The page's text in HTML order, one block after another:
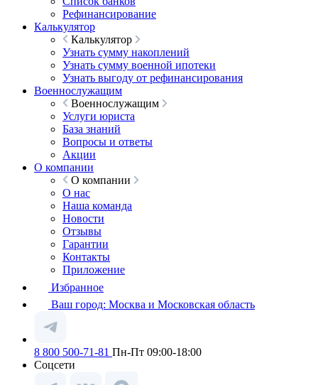
Рефинансирование
Калькулятор
Калькулятор
Узнать сумму накоплений
Узнать сумму военной ипотеки
Узнать выгоду от рефинансирования
Военнослужащим
Военнослужащим
Услуги юриста
База знаний
Вопросы и ответы
Акции
О компании
О компании
О нас
Наша команда
Новости
Отзывы
Гарантии
Контакты
Приложение
Избранное
Ваш город: Москва и Московская область
8 800 500-71-81 Пн-Пт 09:00-18:00
Соцсети